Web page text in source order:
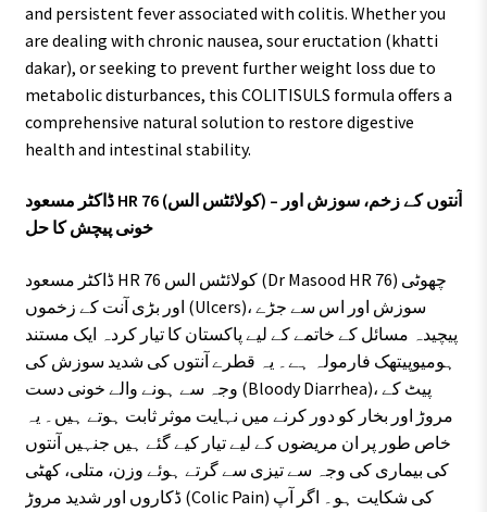
and persistent fever associated with colitis. Whether you
are dealing with chronic nausea, sour eructation (khatti
dakar), or seeking to prevent further weight loss due to
metabolic disturbances, this COLITISULS formula offers a
comprehensive natural solution to restore digestive
health and intestinal stability.
ڈاکٹر مسعود HR 76 (کولائٹس الس) – آنتوں کے زخم، سوزش اور
خونی پیچش کا حل
ڈاکٹر مسعود HR 76 کولائٹس الس (Dr Masood HR 76) چھوٹی
اور بڑی آنت کے زخموں (Ulcers)، سوزش اور اس سے جڑے
پیچیدہ مسائل کے خاتمے کے لیے پاکستان کا تیار کردہ ایک مستند
ہومیوپیتھک فارمولہ ہے۔ یہ قطرے آنتوں کی شدید سوزش کی
وجہ سے ہونے والے خونی دست (Bloody Diarrhea)، پیٹ کے
مروڑ اور بخار کو دور کرنے میں نہایت موثر ثابت ہوتے ہیں۔ یہ
خاص طور پر ان مریضوں کے لیے تیار کیے گئے ہیں جنہیں آنتوں
کی بیماری کی وجہ سے تیزی سے گرتے ہوئے وزن، متلی، کھٹی
ڈکاروں اور شدید مروڑ (Colic Pain) کی شکایت ہو۔ اگر آپ